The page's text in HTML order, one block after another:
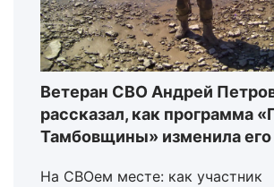
Ветеран СВО Андрей
рассказал, как программа
Тамбовщины» изменила
На СВОем месте: как участник